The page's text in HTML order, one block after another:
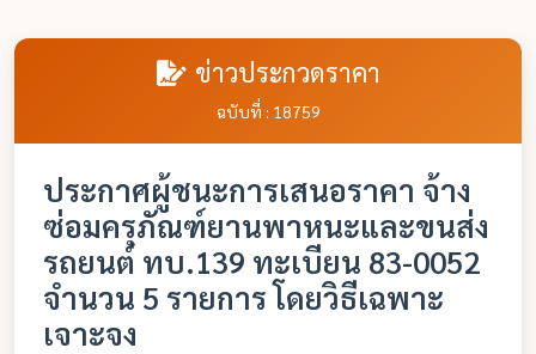
ข่าวประกวดราคา
ฉบับที่ : 18759
ประกาศผู้ชนะการเสนอราคา จ้าง
ซ่อมครุภัณฑ์ยานพาหนะและขนส่ง
รถยนต์ ทบ.139 ทะเบียน 83-0052
จำนวน 5 รายการ โดยวิธีเฉพาะ
เจาะจง